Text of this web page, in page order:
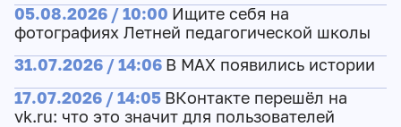
05.08.2026 / 10:00 Ищите себя на
фотографиях Летней педагогической школы
31.07.2026 / 14:06 В MAX появились истории
17.07.2026 / 14:05 ВКонтакте перешёл на
vk.ru: что это значит для пользователей